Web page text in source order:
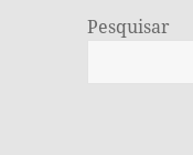
Pesquisar